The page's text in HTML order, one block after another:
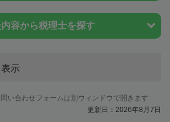
容から税理士を探す
示
い合わせフォームは別ウィンドウで開きます
更新日：2026年8月7日